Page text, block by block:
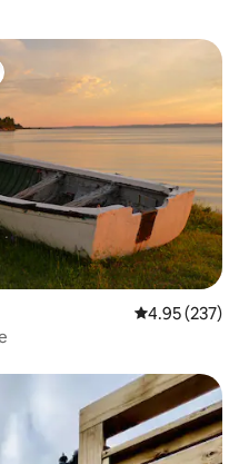
huéspedes
Calificación
4.95 (237)